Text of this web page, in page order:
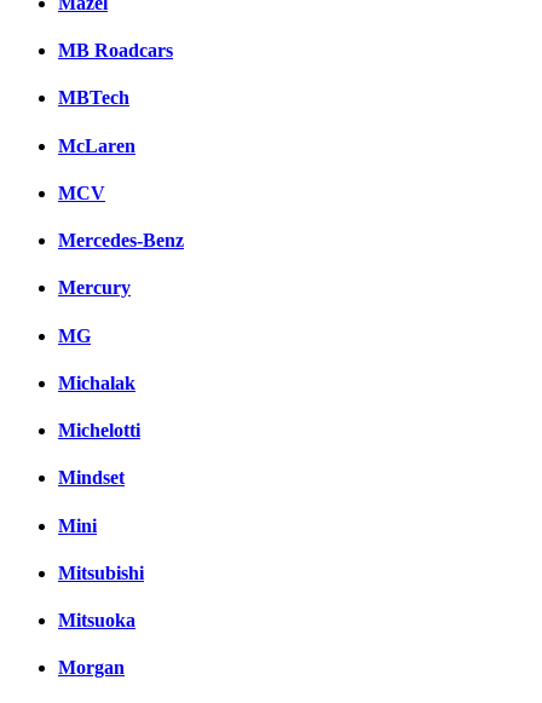
MB Roadcars
MBTech
McLaren
MCV
Mercedes-Benz
Mercury
MG
Michalak
Michelotti
Mindset
Mini
Mitsubishi
Mitsuoka
Morgan